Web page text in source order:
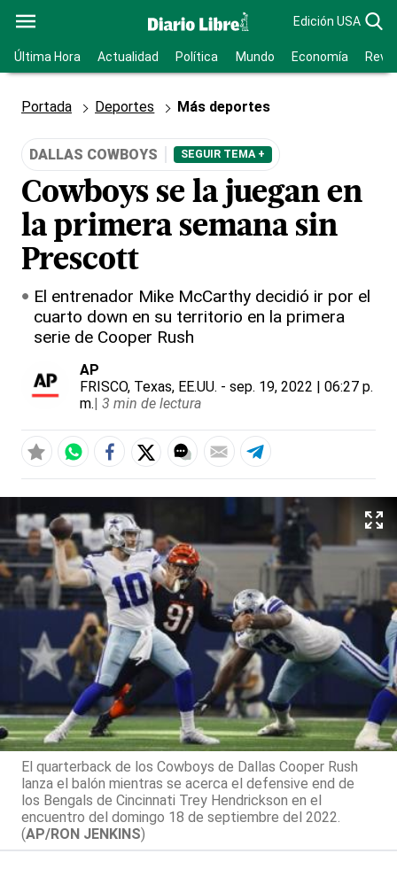
Edición USA
Última Hora Actualidad Política Mundo Economía
Portada Deportes Más deportes
DALLAS COWBOYS SEGUIR TEMA +
Cowboys se la juegan en
la primera semana sin
Prescott
El entrenador Mike McCarthy decidió ir por el
cuarto down en su territorio en la primera
serie de Cooper Rush
AP
FRISCO, Texas, EE.UU. - sep. 19, 2022 | 06:27 p.
m.| 3 min de lectura
El quarterback de los Cowboys de Dallas Cooper Rush
lanza el balón mientras se acerca el defensive end de
los Bengals de Cincinnati Trey Hendrickson en el
encuentro del domingo 18 de septiembre del 2022.
(AP/RON JENKINS)